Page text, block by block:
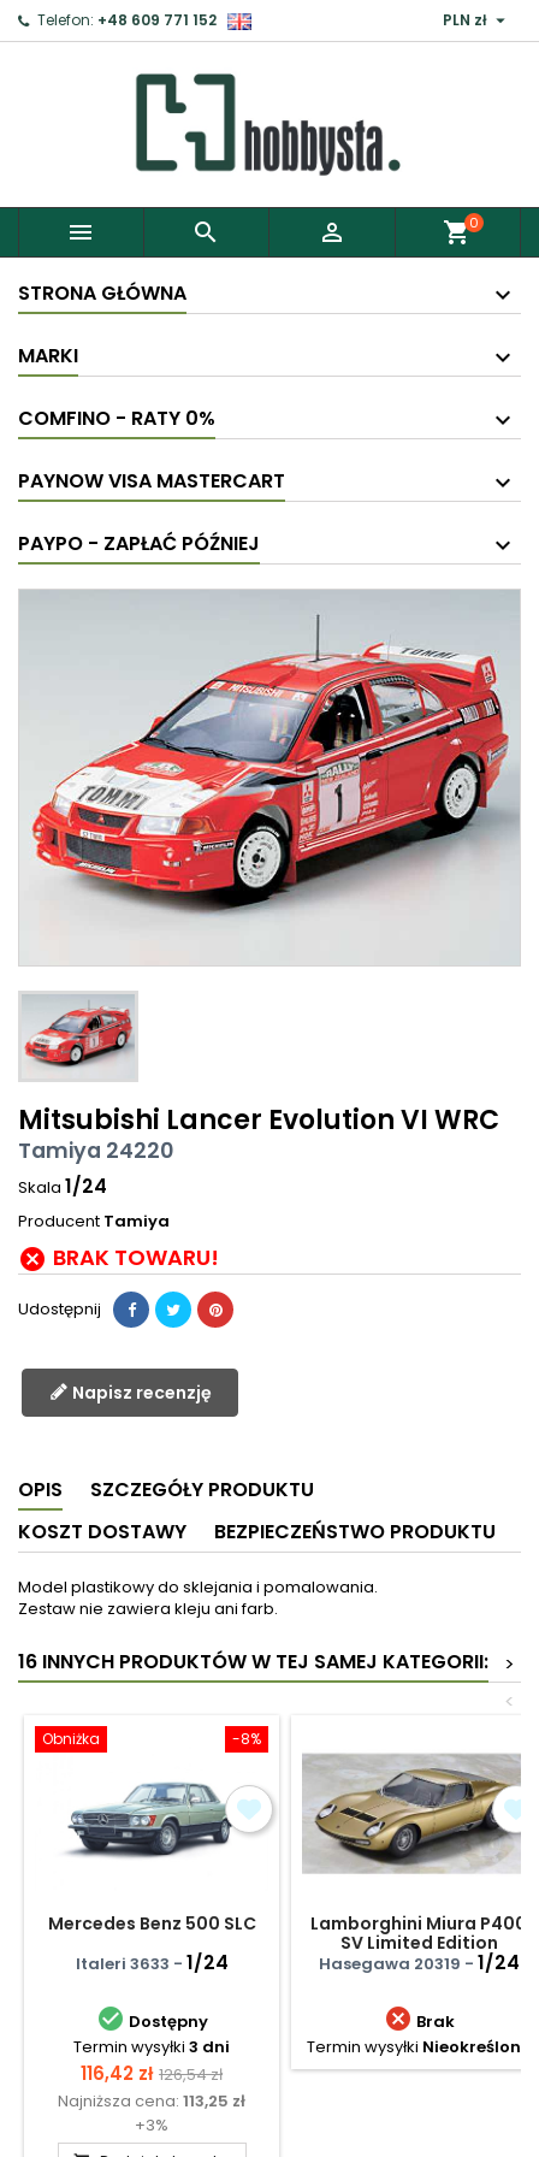
Telefon: +48 609 771 152 PLN zł 
   shopping_cart0
STRONA GŁÓWNA
MARKI
COMFINO - RATY 0%
PAYNOW VISA MASTERCART
PAYPO - ZAPŁAĆ PÓŹNIEJ
Mitsubishi Lancer Evolution VI WRC
Tamiya 24220
Skala 1/24
Producent Tamiya
 BRAK TOWARU!
Udostępnij
Napisz recenzję
OPIS
SZCZEGÓŁY PRODUKTU
KOSZT DOSTAWY
BEZPIECZEŃSTWO PRODUKTU
Model plastikowy do sklejania i pomalowania.
Zestaw nie zawiera kleju ani farb.
16 INNYCH PRODUKTÓW W TEJ SAMEJ KATEGORII:
>
<
-8%
Obniżka
Mercedes Benz 500 SLC
Italeri 3633 - 1/24
 Dostępny
Termin wysyłki 3 dni
Cena
116,42 zł Cena
podstawowa
126,54 zł
Najniższa cena: 113,25 zł
+3%
Lamborghini Miura P400
SV Limited Edition
Hasegawa 20319 - 1/24
 Brak
Termin wysyłki Nieokreślony